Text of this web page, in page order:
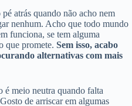
atrás quando não acho nem
nenhum. Acho que todo mundo
funciona, se tem alguma
que promete. Sem isso, acabo
alternativas com mais
é meio neutra quando falta
de arriscar em algumas